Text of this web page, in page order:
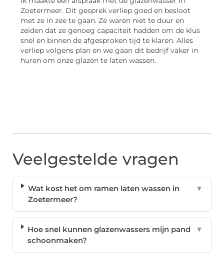
Zoetermeer. Dit gesprek verliep goed en besloot
met ze in zee te gaan. Ze waren niet te duur en
zeiden dat ze genoeg capaciteit hadden om de klus
snel en binnen de afgesproken tijd te klaren. Alles
verliep volgens plan en we gaan dit bedrijf vaker in
huren om onze glazen te laten wassen.
Veelgestelde vragen
Wat kost het om ramen laten wassen in
Zoetermeer?
▼
Hoe snel kunnen glazenwassers mijn pand
schoonmaken?
▼